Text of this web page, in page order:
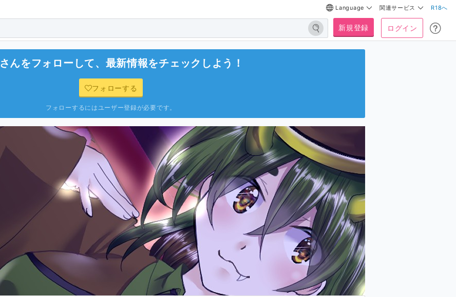
Language 関連サービス R18へ
新規登録 ログイン
さんをフォローして、最新情報をチェックしよう！
フォローする
フォローするにはユーザー登録が必要です。